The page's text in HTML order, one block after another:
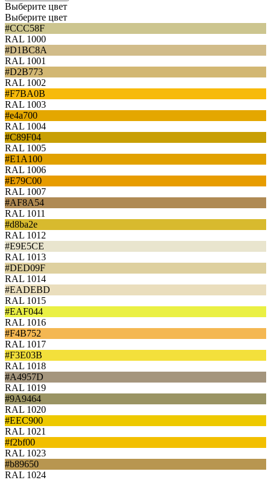
Выберите цвет
Выберите цвет
#CCC58F
RAL 1000
#D1BC8A
RAL 1001
#D2B773
RAL 1002
#F7BA0B
RAL 1003
#e4a700
RAL 1004
#C89F04
RAL 1005
#E1A100
RAL 1006
#E79C00
RAL 1007
#AF8A54
RAL 1011
#d8ba2e
RAL 1012
#E9E5CE
RAL 1013
#DED09F
RAL 1014
#EADEBD
RAL 1015
#EAF044
RAL 1016
#F4B752
RAL 1017
#F3E03B
RAL 1018
#A4957D
RAL 1019
#9A9464
RAL 1020
#EEC900
RAL 1021
#f2bf00
RAL 1023
#b89650
RAL 1024